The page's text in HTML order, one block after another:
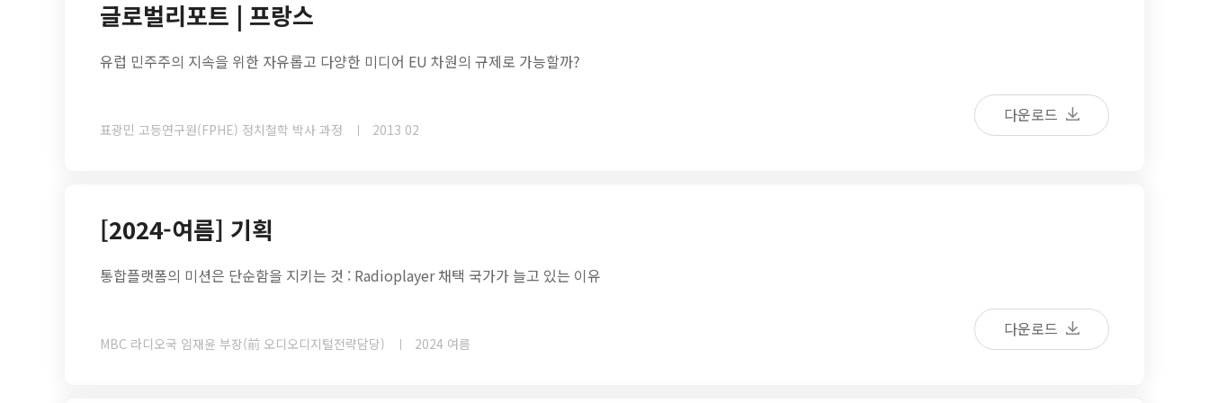
글로벌리포트 | 프랑스
유럽 민주주의 지속을 위한 자유롭고 다양한 미디어 EU 차원의 규제로 가능할까?
표광민 고등연구원(FPHE) 정치철학 박사 과정 2013 02
다운로드
[2024-여름] 기획
통합플랫폼의 미션은 단순함을 지키는 것 : Radioplayer 채택 국가가 늘고 있는 이유
MBC 라디오국 임재윤 부장(前 오디오디지털전략담당) 2024 여름
다운로드